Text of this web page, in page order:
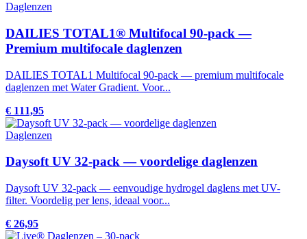
Daglenzen
DAILIES TOTAL1® Multifocal 90-pack —
Premium multifocale daglenzen
DAILIES TOTAL1 Multifocal 90-pack — premium multifocale
daglenzen met Water Gradient. Voor...
€ 111,95
Daglenzen
Daysoft UV 32-pack — voordelige daglenzen
Daysoft UV 32-pack — eenvoudige hydrogel daglens met UV-
filter. Voordelig per lens, ideaal voor...
€ 26,95